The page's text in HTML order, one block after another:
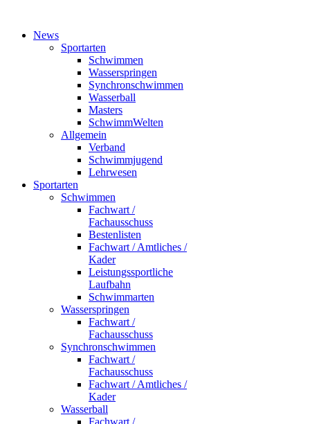
News
Sportarten
Schwimmen
Wasserspringen
Synchronschwimmen
Wasserball
Masters
SchwimmWelten
Allgemein
Verband
Schwimmjugend
Lehrwesen
Sportarten
Schwimmen
Fachwart /
Fachausschuss
Bestenlisten
Fachwart / Amtliches /
Kader
Leistungssportliche
Laufbahn
Schwimmarten
Wasserspringen
Fachwart /
Fachausschuss
Synchronschwimmen
Fachwart /
Fachausschuss
Fachwart / Amtliches /
Kader
Wasserball
Fachwart /